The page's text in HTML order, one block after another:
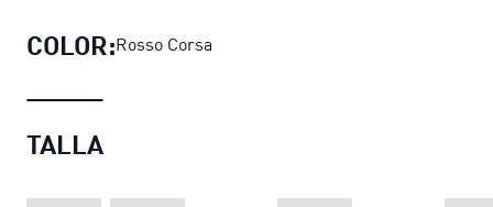
COLOR:Rosso Corsa
TALLA